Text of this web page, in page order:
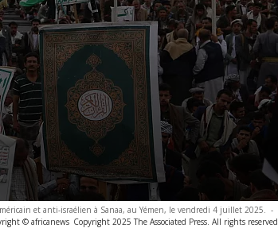
et anti-israélien à Sanaa, au Yémen, le vendredi 4 juillet 2025. -
© africanews Copyright 2025 The Associated Press. All rights reserved